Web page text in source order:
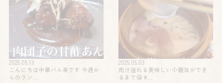
2025.05.13
こんにちは中華バル楽です 今週か
らのラン…
2025.05.03
肉汁溢れる美味しい小籠包ができ
るまで🤤 #…